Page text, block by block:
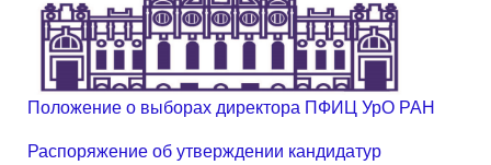
Положение о выборах директора ПФИЦ УрО РАН
Распоряжение об утверждении кандидатур